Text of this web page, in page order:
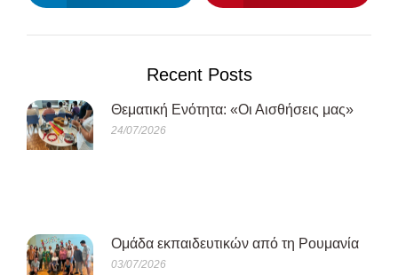
Recent Posts
Θεματική Ενότητα: «Οι Αισθήσεις μας»
24/07/2026
Oμάδα εκπαιδευτικών από τη Ρουμανία
03/07/2026